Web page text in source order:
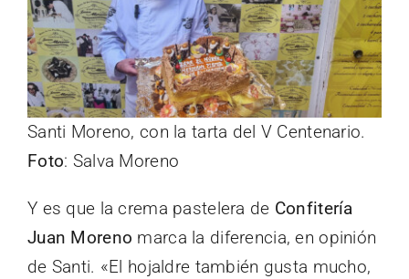
Santi Moreno, con la tarta del V Centenario.
Foto: Salva Moreno
Y es que la crema pastelera de Confitería
Juan Moreno marca la diferencia, en opinión
de Santi. «El hojaldre también gusta mucho,